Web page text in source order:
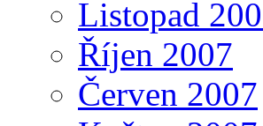
Listopad
Říjen 2007
Červen 2007